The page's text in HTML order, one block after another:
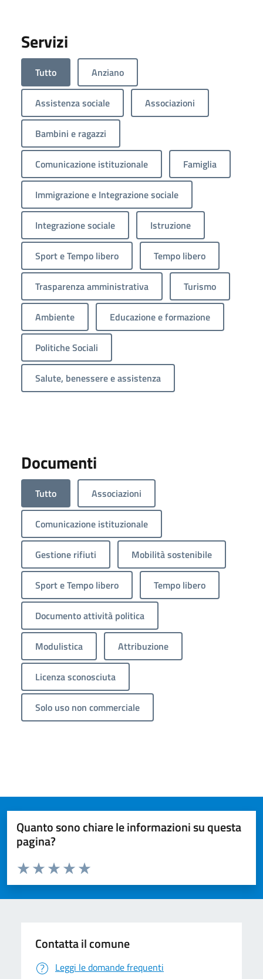
Servizi
Tutto Anziano
Assistenza sociale Associazioni
Bambini e ragazzi
Comunicazione istituzionale Famiglia
Immigrazione e Integrazione sociale
Integrazione sociale Istruzione
Sport e Tempo libero Tempo libero
Trasparenza amministrativa Turismo
Ambiente Educazione e formazione
Politiche Sociali
Salute, benessere e assistenza
Documenti
Tutto Associazioni
Comunicazione istituzionale
Gestione rifiuti Mobilità sostenibile
Sport e Tempo libero Tempo libero
Documento attività politica
Modulistica Attribuzione
Licenza sconosciuta
Solo uso non commerciale
Quanto sono chiare le informazioni su questa
pagina?
Valuta da 1 a 5 stelle la pagina
Valuta 5 stelle su 5
Valuta 4 stelle su 5
Valuta 3 stelle su 5
Valuta 2 stelle su 5
Valuta 1 stelle su 5
Contatta il comune
Leggi le domande frequenti